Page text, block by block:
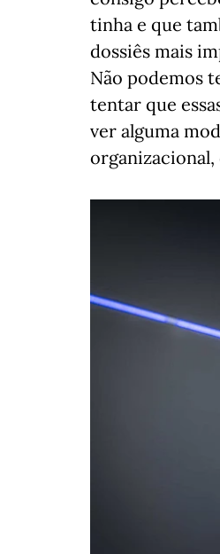
tinha e que
dossiês mais
Não podemos
tentar que
ver alguma
organizacional,